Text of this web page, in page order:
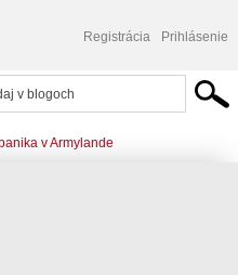
Registrácia Prihlásenie
v Armylande